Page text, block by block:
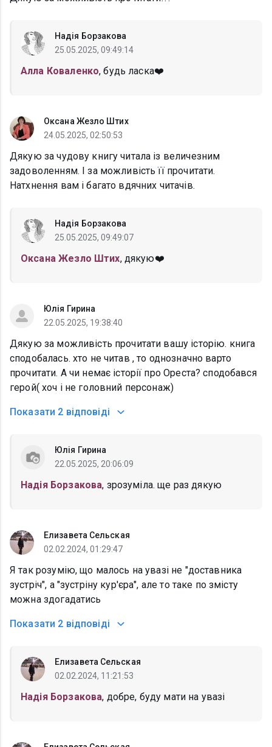
Надія Борзакова
25.05.2025, 09:49:14
Алла Коваленко, будь ласка❤️
Оксана Жезло Штих
24.05.2025, 02:50:53
Дякую за чудову книгу читала із величезним
задоволенням. І за можливість її прочитати.
Натхнення вам і багато вдячних читачів.
Надія Борзакова
25.05.2025, 09:49:07
Оксана Жезло Штих, дякую❤️
Юлія Гирина
22.05.2025, 19:38:40
Дякую за можливість прочитати вашу історію. книга
сподобалась. хто не читав , то однозначно варто
прочитати. А чи немає історії про Ореста? сподобався
герой( хоч і не головний персонаж)
Показати 2 відповіді
Юлія Гирина
22.05.2025, 20:06:09
Надія Борзакова, зрозуміла. ще раз дякую
Елизавета Сельская
02.02.2024, 01:29:47
Я так розумію, що малось на увазі не "доставника
зустріч", а "зустріну кур'єра", але то таке по змісту
можна здогадатись
Показати 2 відповіді
Елизавета Сельская
02.02.2024, 11:21:53
Надія Борзакова, добре, буду мати на увазі